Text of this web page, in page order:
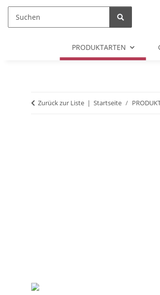
PRODUKTARTEN
Zurück zur Liste Startseite